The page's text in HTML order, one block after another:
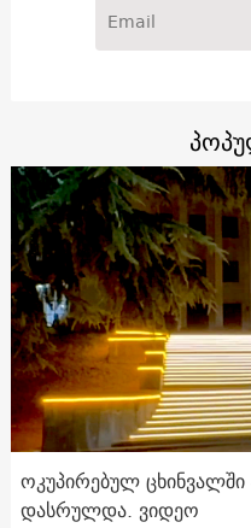
ოკუპირებულ
დასრულდა. ვიდეო